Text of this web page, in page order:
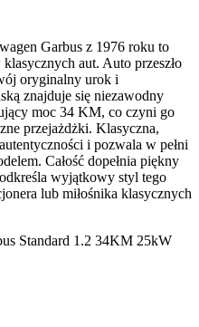
Garbus z 1976 roku to
aut. Auto przeszło
oryginalny urok i
znajduje się niezawodny
moc 34 KM, co czyni go
przejażdżki. Klasyczna,
i pozwala w pełni
Całość dopełnia piękny
wyjątkowy styl tego
lub miłośnika klasycznych
Standard 1.2 34KM 25kW